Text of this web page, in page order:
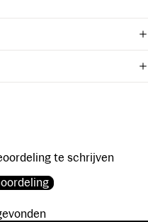
te schrijven